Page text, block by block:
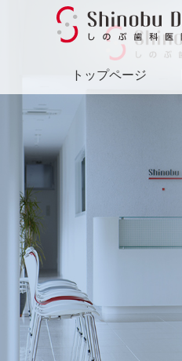
トップページ